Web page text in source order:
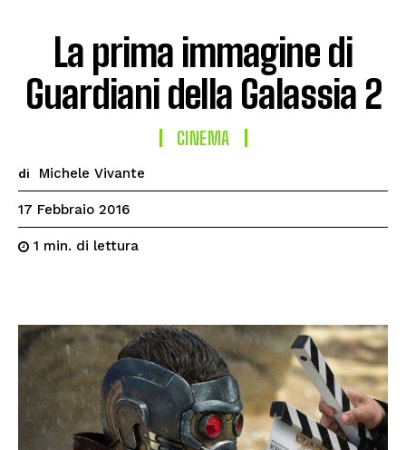
La prima immagine di
Guardiani della Galassia 2
CINEMA
di Michele Vivante
17 Febbraio 2016
1 min. di lettura